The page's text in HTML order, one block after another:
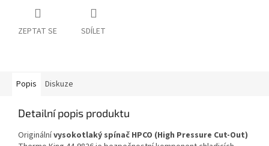
ZEPTAT SE SDÍLET
Popis Diskuze
Detailní popis produktu
Originálnívysokotlaký spínač HPCO (High Pressure Cut-Out)